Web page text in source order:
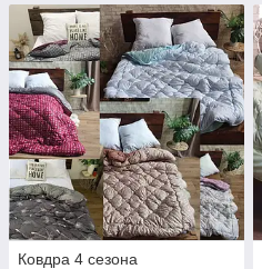
Ковдра 4 сезона